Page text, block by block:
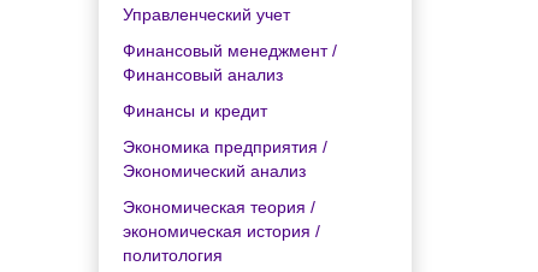
Управленческий учет
Финансовый менеджмент /
Финансовый анализ
Финансы и кредит
Экономика предприятия /
Экономический анализ
Экономическая теория /
экономическая история /
политология